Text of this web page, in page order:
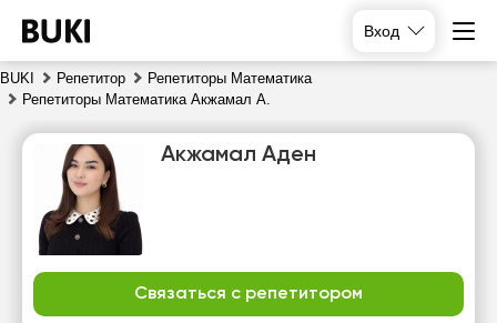
Вход
BUKI Репетитор
Репетиторы Математика
Репетиторы Математика Акжамал А.
Акжамал Аден
Связаться с репетитором
пн
вт